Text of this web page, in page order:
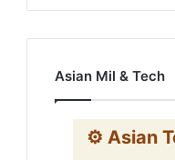
Asian Mil & Tech
⚙️ Asian